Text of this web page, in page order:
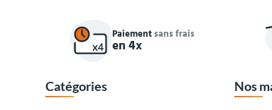
Paiementsans frais
en 4x
Catégories Nos